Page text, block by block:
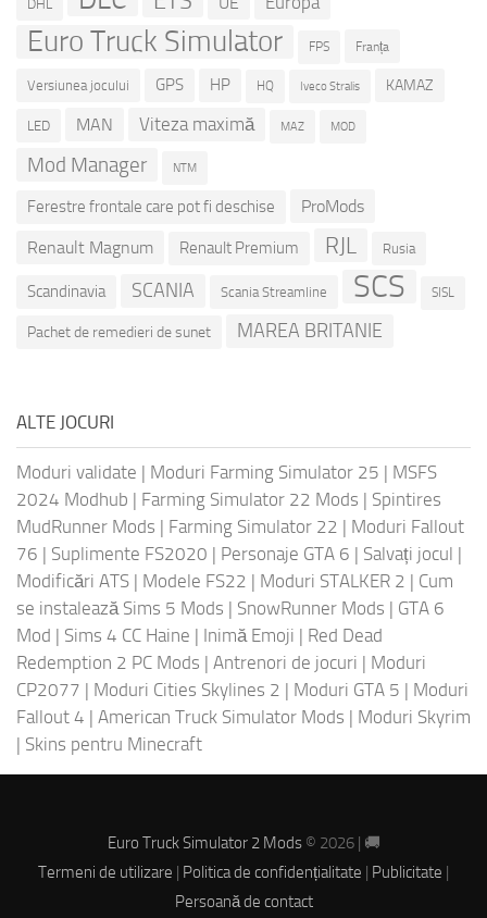
DHL
Euro Truck Simulator FPS Franța
Versiunea jocului GPS HP HQ Iveco Stralis KAMAZ
LED MAN Viteza maximă MAZ MOD
Mod Manager NTM
Ferestre frontale care pot fi deschise
ProMods
Renault Magnum
Renault Premium RJL Rusia
Scandinavia SCANIA Scania Streamline SCS SISL
Pachet de remedieri de sunet MAREA BRITANIE
ALTE JOCURI
Moduri validate | Moduri Farming Simulator 25 | MSFS
2024 Modhub | Farming Simulator 22 Mods | Spintires
MudRunner Mods | Farming Simulator 22 | Moduri Fallout
76 | Suplimente FS2020 | Personaje GTA 6 | Salvați jocul |
Modificări ATS | Modele FS22 | Moduri STALKER 2 | Cum
se instalează Sims 5 Mods | SnowRunner Mods | GTA 6
Mod | Sims 4 CC Haine | Inimă Emoji | Red Dead
Redemption 2 PC Mods | Antrenori de jocuri | Moduri
CP2077 | Moduri Cities Skylines 2 | Moduri GTA 5 | Moduri
Fallout 4 | American Truck Simulator Mods | Moduri Skyrim
| Skins pentru Minecraft
Euro Truck Simulator 2 Mods© 2026 | 🚚
Termeni de utilizare | Politica de confidențialitate | Publicitate |
Persoană de contact